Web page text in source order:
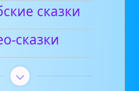
сказки
сказки